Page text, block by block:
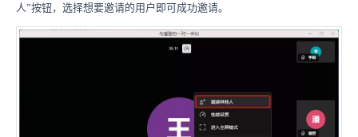
人”按钮 ，选择想要邀请的用户即可成功邀请。